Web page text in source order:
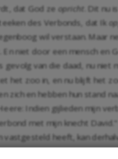
dat God ze opricht . Dit nu
des Verbonds, dat Ik
wil verstaan. Maar
niet door een mensch en
van die daad, nu niet
het zoo in, en nu blijft het
en hebben hun stand
Indien gijlieden mijn
met mijn knecht
heeft, kan
reeds gebezigd wordt, waar